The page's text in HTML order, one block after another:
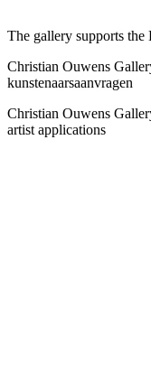
The gallery supports the
Christian Ouwens
kunstenaarsaanvragen
Christian Ouwens
artist applications